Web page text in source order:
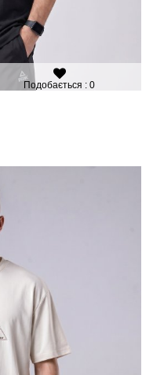
Подобається : 0